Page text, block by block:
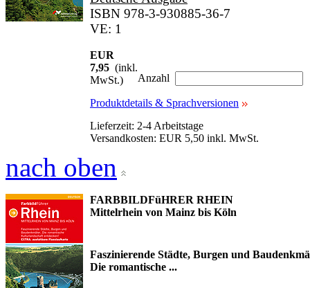
ISBN 978-3-930885-36-7
VE: 1
EUR
7,95 (inkl.
MwSt.)
Anzahl
Produktdetails & Sprachversionen
Lieferzeit: 2-4 Arbeitstage
Versandkosten: EUR 5,50 inkl. MwSt.
nach oben
FARBBILDFüHRER RHEIN
Mittelrhein von Mainz bis Köln
Faszinierende Städte, Burgen und
Die romantische ...